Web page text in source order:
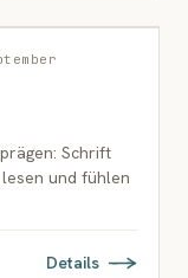
Schrift
und fühlen
Details